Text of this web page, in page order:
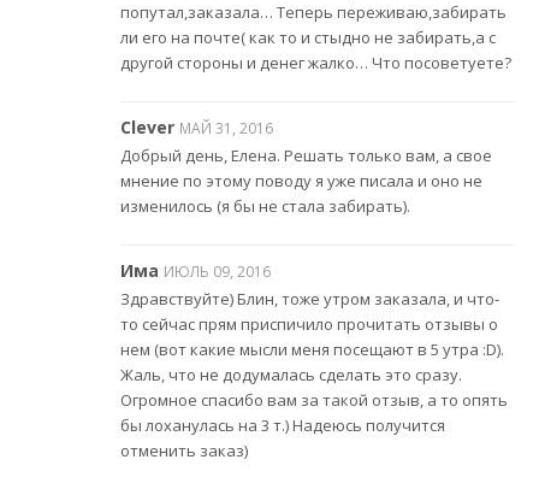
попутал,заказала… Теперь переживаю,забирать
ли его на почте( как то и стыдно не забирать,а с
другой стороны и денег жалко… Что посоветуете?
Clever МАЙ 31, 2016
Добрый день, Елена. Решать только вам, а свое
мнение по этому поводу я уже писала и оно не
изменилось (я бы не стала забирать).
Има ИЮЛЬ 09, 2016
Здравствуйте) Блин, тоже утром заказала, и что-
то сейчас прям приспичило прочитать отзывы о
нем (вот какие мысли меня посещают в 5 утра :D).
Жаль, что не додумалась сделать это сразу.
Огромное спасибо вам за такой отзыв, а то опять
бы лоханулась на 3 т.) Надеюсь получится
отменить заказ)